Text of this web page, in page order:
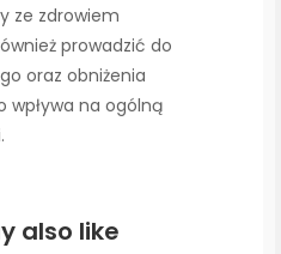
ze zdrowiem
prowadzić do
oraz obniżenia
wpływa na ogólną
also like